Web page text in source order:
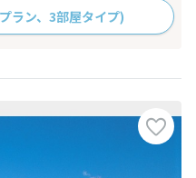
ラン、3部屋タイプ)